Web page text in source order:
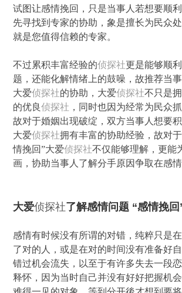
试图让感情挽回，只是当事人若想要顺
先寻找到专家的协助，象是擅长为民众
就是您值得信赖的专家。
不过累积丰富经验的侦探社更是能够顺
题，还能化解情绪上的鼓噪，故推荐当
大爱侦探社的协助，大爱侦探社不只是
的优良侦探社 ，同时也因为经常为民众
故对于婚姻出现破绽，双方当事人想要
大爱侦探社拥有丰富的协助经验，故对
情挽回”大爱侦探社不仅能够理解，更能
画，协助当事人了解分手原因争取在感情
大爱侦探社了解感情问题 “感情挽
感情有时候没有所谓的对错，纯粹只是
了对的人，或是在对的时间没有准备好
错过机会流失，以至于有许多失去一段
释怀，因为当时自己并没有好好把握机